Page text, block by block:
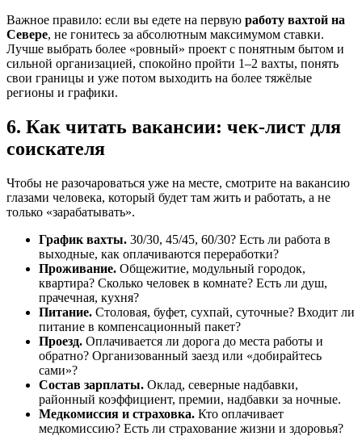
Важное правило: если вы едете на первую работу вахтой на
Севере, не гонитесь за абсолютным максимумом ставки.
Лучше выбрать более «ровный» проект с понятным бытом и
сильной организацией, спокойно пройти 1–2 вахты, понять
свои границы и уже потом выходить на более тяжёлые
регионы и графики.
6. Как читать вакансии: чек-лист для
соискателя
Чтобы не разочароваться уже на месте, смотрите на вакансию
глазами человека, который будет там жить и работать, а не
только «зарабатывать».
График вахты. 30/30, 45/45, 60/30? Есть ли работа в
выходные, как оплачиваются переработки?
Проживание. Общежитие, модульный городок,
квартира? Сколько человек в комнате? Есть ли душ,
прачечная, кухня?
Питание. Столовая, буфет, сухпай, суточные? Входит ли
питание в компенсационный пакет?
Проезд. Оплачивается ли дорога до места работы и
обратно? Организованный заезд или «добирайтесь
сами»?
Состав зарплаты. Оклад, северные надбавки,
районный коэффициент, премии, надбавки за ночные.
Медкомиссия и страховка. Кто оплачивает
медкомиссию? Есть ли страхование жизни и здоровья?